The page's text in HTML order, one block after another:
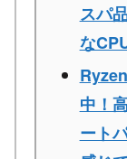
スパ
な
中！
ート